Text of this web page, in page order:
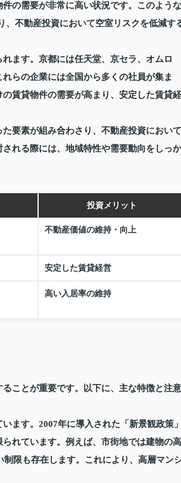
の需要が非常に高い状況です。このような
不動産投資において空室リスクを低減す
ます。京都には任天堂、京セラ、オムロ
らの企業には全国から多くの社員が集ま
賃貸物件の需要が高まり、安定した賃貸経
要素が組み合わさり、不動産投資において
れる際には、地域特性や需要動向をしっか
投資メリット
不動産価値の維持・向上
安定した賃貸経営
高い入居率の維持
ことが重要です。以下に、主な特徴と注意
ます。2007年に導入された「新景観政策」
れています。例えば、市街地では建物の高
限も存在します。これにより、高層マン